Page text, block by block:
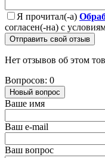
Я прочитал(-а)
согласен(-на) с
Отправить свой отзыв
Нет отзывов об этом
Вопросов: 0
Новый вопрос
Ваше имя
Ваш e-mail
Ваш вопрос